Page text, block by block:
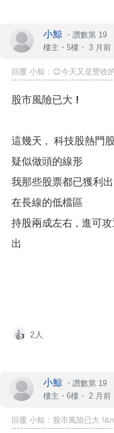
小鯨 ・ 讚數第 19
樓主 ・5樓・ 3 月前
回覆 小鯨：😊今天又是豐收
股市風險已大 !
這幾天 , 科技股熱門
疑似做頭的線形
我那些股票都已獲利
在長線的低檔區
持股兩成左右 , 進可
出
👍 2人
小鯨 ・ 讚數第 19
樓主 ・6樓・ 2 月前
回覆 小鯨：股市風險已大